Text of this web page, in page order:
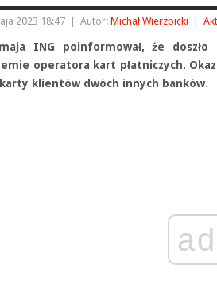
2023 18:47 Autor: Michał Wierzbicki
ING poinformował, że
operatora kart płatniczych.
klientów dwóch innych banków.
ad